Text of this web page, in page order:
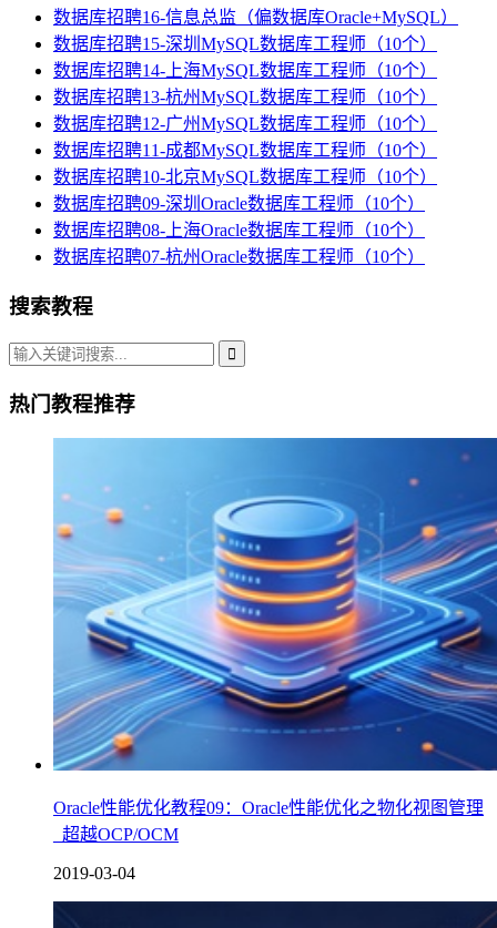
数据库招聘16-信息总监（偏数据库Oracle+MySQL）
数据库招聘15-深圳MySQL数据库工程师（10个）
数据库招聘14-上海MySQL数据库工程师（10个）
数据库招聘13-杭州MySQL数据库工程师（10个）
数据库招聘12-广州MySQL数据库工程师（10个）
数据库招聘11-成都MySQL数据库工程师（10个）
数据库招聘10-北京MySQL数据库工程师（10个）
数据库招聘09-深圳Oracle数据库工程师（10个）
数据库招聘08-上海Oracle数据库工程师（10个）
数据库招聘07-杭州Oracle数据库工程师（10个）
搜索教程
热门教程推荐
Oracle性能优化教程09：Oracle性能优化之物化视图管理
_超越OCP/OCM
2019-03-04